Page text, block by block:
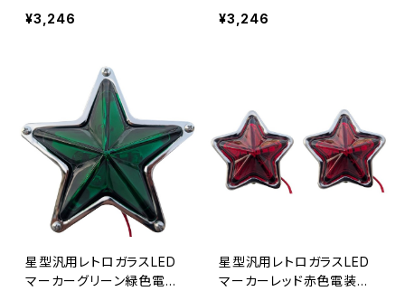
飾装飾直径約144mm奥行
約45ｍｍスターマーカー1
¥3,246
電飾装飾直径約144mm奥
行約45ｍｍスターマーカ
¥3,246
星型汎用レトロガラスLED
マーカーグリーン緑色電装
星型汎用レトロガラスLED
マーカーレッド赤色電装電